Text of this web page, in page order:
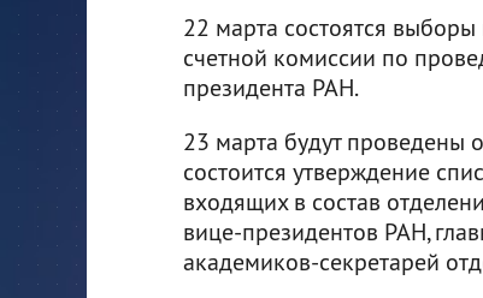
22 марта состоятся
счетной комиссии по
президента РАН.
23 марта будут проведены
состоится утверждение
входящих в состав
вице-президентов РАН,
академиков-секретарей